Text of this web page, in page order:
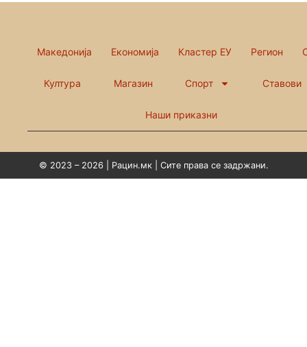
Македонија Економија Кластер ЕУ Регион
Култура Магазин Спорт Ставови
Наши приказни
© 2023 – 2026 | Рацин.мк | Сите права се задржани.